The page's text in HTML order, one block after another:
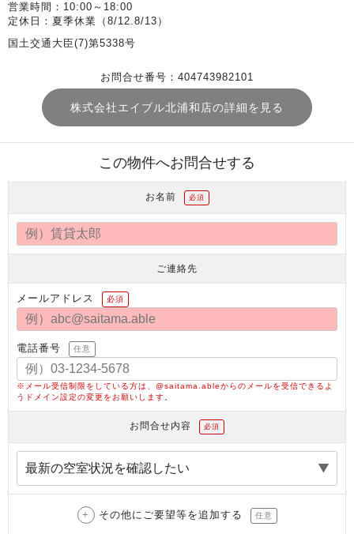
営業時間：10:00～18:00
定休日：夏季休業（8/12.8/13）
国土交通大臣(7)第5338号
お問合せ番号：404743982101
株式会社エイブル北浦和店の詳細を見る
この物件へお問合せする
お名前 必須
ご連絡先
メールアドレス 必須
電話番号 任意
※メール受信制限をしている方は、@saitama.ableからのメールを受信できるよ
うドメイン設定の変更をお願いします。
お問合せ内容 必須
その他にご要望等を追加する 任意